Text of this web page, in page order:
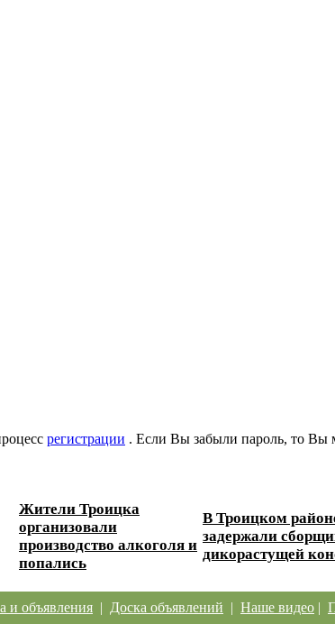
регистрации . Если Вы забыли пароль, то Вы
Жители Троицка
организовали
производство алкоголя и
попались
В Троицком
задержали
дикорастущей
и объявления | Доска объявлений | Наше видео |